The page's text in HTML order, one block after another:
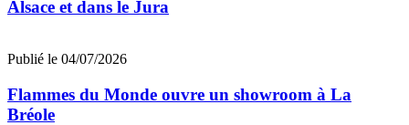
Alsace et dans le Jura
Publié le 04/07/2026
Flammes du Monde ouvre un showroom à La
Bréole